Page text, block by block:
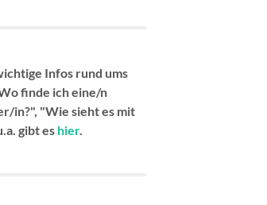
Infos rund ums
finde ich eine/n
in?", "Wie sieht es mit
gibt es hier.